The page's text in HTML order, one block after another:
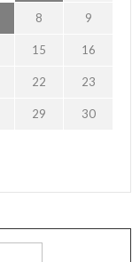
8 9
15 16
22 23
29 30